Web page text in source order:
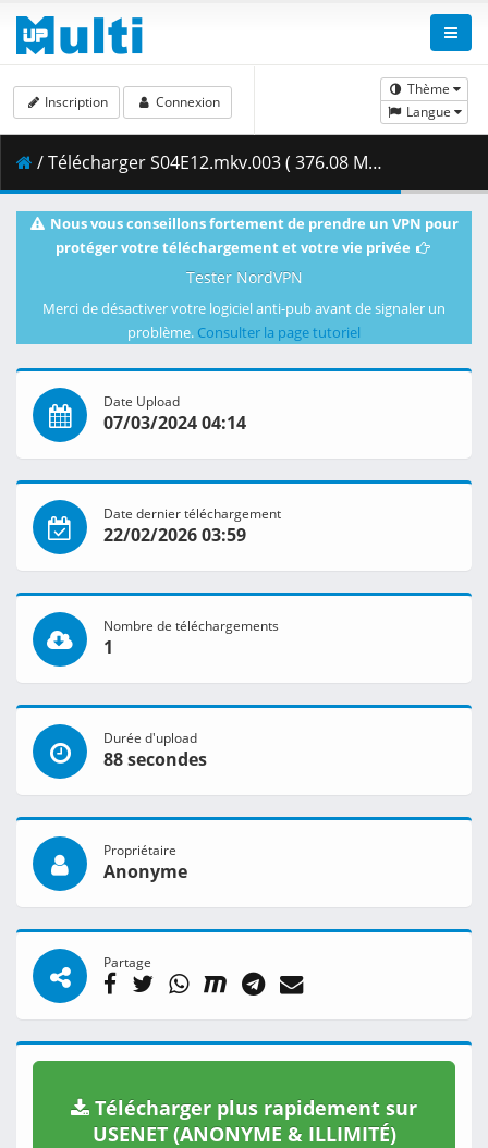
Thème
Langue
Inscription Connexion
/ Télécharger S04E12.mkv.003 ( 376.08 MB )
Nous vous conseillons fortement de prendre un VPN pour
protéger votre téléchargement et votre vie privée
Tester NordVPN
Merci de désactiver votre logiciel anti-pub avant de signaler un
problème. Consulter la page tutoriel
Date Upload
07/03/2024 04:14
Date dernier téléchargement
22/02/2026 03:59
Nombre de téléchargements
1
Durée d'upload
88 secondes
Propriétaire
Anonyme
Partage
Télécharger plus rapidement sur
USENET (ANONYME & ILLIMITÉ)